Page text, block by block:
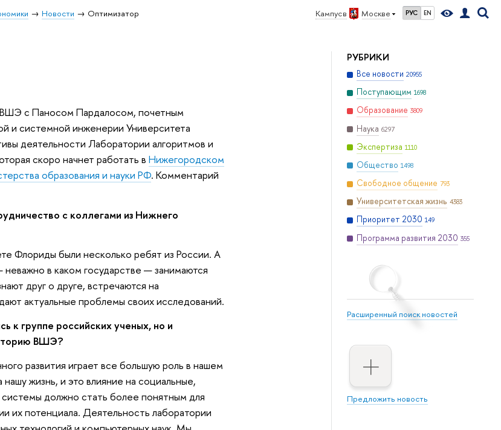
Кампус в Москве РУС EN
Новости Оптимизатор
РУБРИКИ
Все новости 20955
Поступающим 1698
Образование 3809
Наука 6297
Экспертиза 1110
Общество 1498
Свободное общение 793
Университетская жизнь 4383
Приоритет 2030 149
Программа развития 2030 355
Расширенный поиск новостей
Предложить новость
ВШЭ с Паносом Пардалосом, почетным
и системной инженерии Университета
деятельности Лаборатории алгоритмов и
скоро начнет работать в Нижегородском
образования и науки РФ. Комментарий
с коллегами из Нижнего
Флориды были несколько ребят из России. А
в каком государстве — занимаются
друг о друге, встречаются на
актуальные проблемы своих исследований.
к группе российских ученых, но и
ВШЭ?
развития играет все большую роль в нашем
жизнь, и это влияние на социальные,
должно стать более понятным для
их потенциала. Деятельность лаборатории